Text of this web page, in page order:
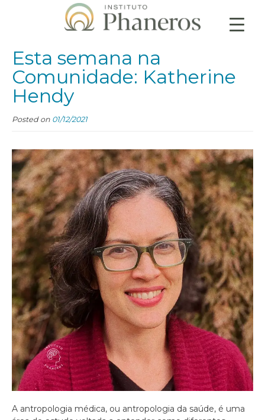
Esta semana na
Comunidade: Katherine
Hendy
Posted on 01/12/2021
A antropologia médica, ou antropologia da saúde, é uma